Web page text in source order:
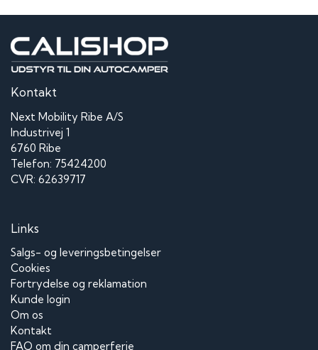
Kontakt
Next Mobility Ribe A/S
Industrivej 1
6760 Ribe
Telefon: 75424200
CVR: 62639717
Links
Salgs- og leveringsbetingelser
Cookies
Fortrydelse og reklamation
Kunde login
Om os
Kontakt
FAQ om din camperferie